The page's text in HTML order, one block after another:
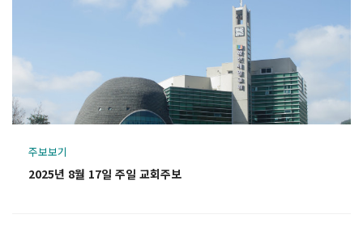
주보보기
2025년 8월 17일 주일 교회주보